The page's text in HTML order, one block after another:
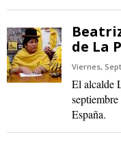
de La
Viernes,
El alcalde
España.